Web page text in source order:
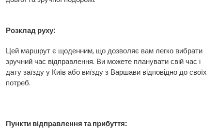
Розклад руху:
Цей маршрут є щоденним, що дозволяє вам легко вибрати
зручний час відправлення. Ви можете планувати свій час і
дату заїзду у Київ або виїзду з Варшави відповідно до своїх
потреб.
Пункти відправлення та прибуття: